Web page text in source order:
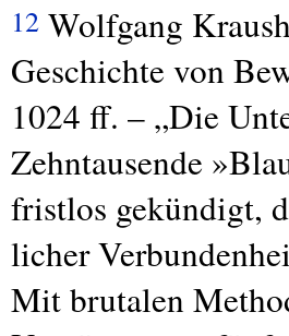
12 Wolfgang
Geschichte von
1024 ff. – „Die
Zehntausende
fristlos gekündigt,
licher
Mit brutalen